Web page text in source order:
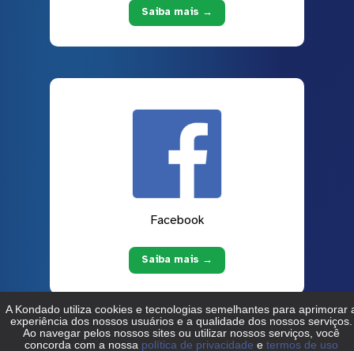
Saiba mais →
Facebook
Saiba mais →